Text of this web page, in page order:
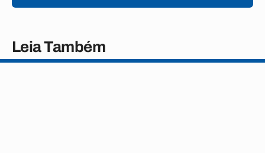
Leia Também